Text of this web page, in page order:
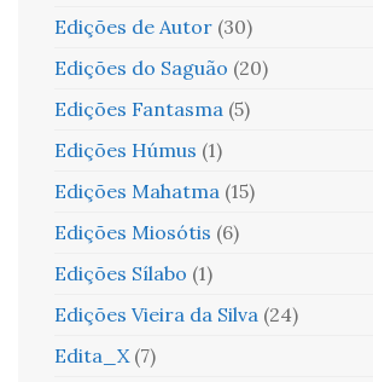
Edições de Autor (30)
Edições do Saguão (20)
Edições Fantasma (5)
Edições Húmus (1)
Edições Mahatma (15)
Edições Miosótis (6)
Edições Sílabo (1)
Edições Vieira da Silva (24)
Edita_X (7)